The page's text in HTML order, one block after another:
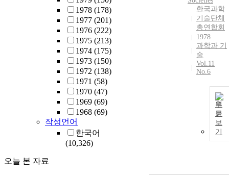
1978 (178)
1977 (201)
1976 (222)
1975 (213)
1974 (175)
1973 (150)
1972 (138)
1971 (58)
1970 (47)
1969 (69)
1968 (69)
작성언어
한국어
(10,326)
오늘 본 자료
한국과학
기술단체
총연합회
1978
과학과 기
술
Vol.11
No.6
원
문
보
기